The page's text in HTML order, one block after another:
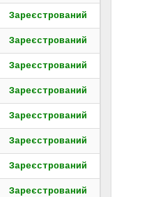
Зареєстрований
Зареєстрований
Зареєстрований
Зареєстрований
Зареєстрований
Зареєстрований
Зареєстрований
Зареєстрований